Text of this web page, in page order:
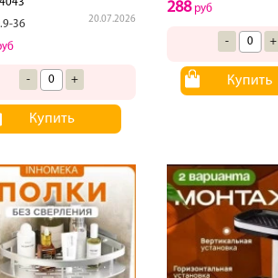
36
20.07.2026
- +
Купить
288руб
- +
Купить